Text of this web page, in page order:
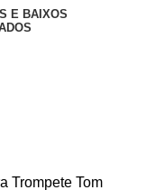
E BAIXOS
Trompete Tom